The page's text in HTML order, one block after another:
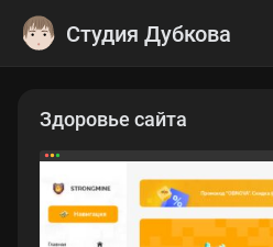
Студия Дубкова
Здоровье сайта